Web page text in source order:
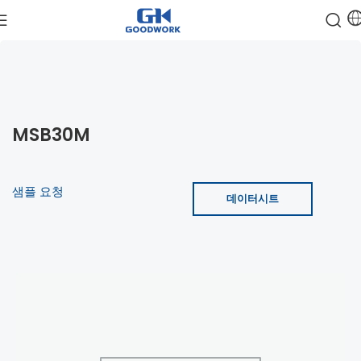
MSB30M
샘플 요청 데이터시트